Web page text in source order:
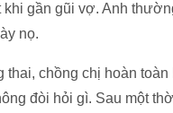
khi gần gũi vợ. Anh
nọ.
thai, chồng chị hoàn
đòi hỏi gì. Sau một